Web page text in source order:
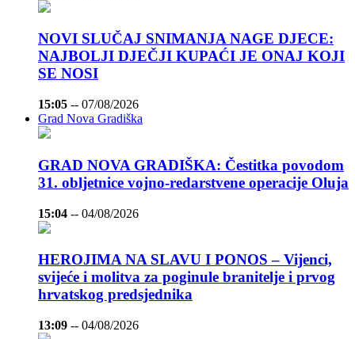
NOVI SLUČAJ SNIMANJA NAGE DJECE:
NAJBOLJI DJEČJI KUPAĆI JE ONAJ KOJI
SE NOSI
15:05 -- 07/08/2026
Grad Nova Gradiška
GRAD NOVA GRADIŠKA: Čestitka povodom
31. obljetnice vojno-redarstvene operacije Oluja
15:04 -- 04/08/2026
HEROJIMA NA SLAVU I PONOS – Vijenci,
svijeće i molitva za poginule branitelje i prvog
hrvatskog predsjednika
13:09 -- 04/08/2026